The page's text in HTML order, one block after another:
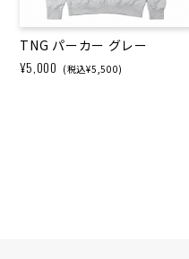
TNG パーカー グレー
¥5,000 (税込¥5,500)